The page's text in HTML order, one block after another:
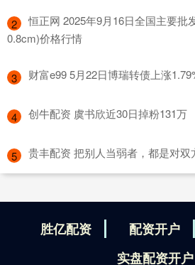
2
恒正网 2025年9月16日全国主要批
0.8cm)价格行情
3 财富e99 5月22日博瑞转债上涨
4 ​创牛配资 虞书欣近30日掉粉131万
5 贵丰配资 把别人当弱者，都是对双
胜亿配资 配资开户
实盘配资开户